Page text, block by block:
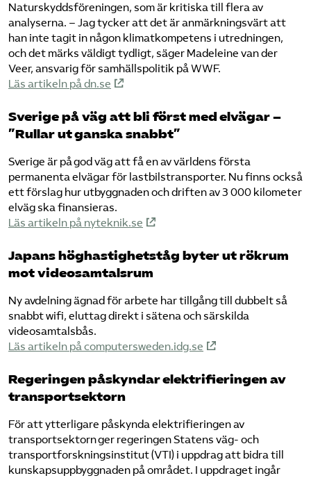
Naturskyddsföreningen, som är kritiska till flera av
analyserna. – Jag tycker att det är anmärkningsvärt att
han inte tagit in någon klimatkompetens i utredningen,
och det märks väldigt tydligt, säger Madeleine van der
Veer, ansvarig för samhällspolitik på WWF.
Läs artikeln på dn.se
Sverige på väg att bli först med elvägar –
”Rullar ut ganska snabbt”
Sverige är på god väg att få en av världens första
permanenta elvägar för lastbilstransporter. Nu finns också
ett förslag hur utbyggnaden och driften av 3 000 kilometer
elväg ska finansieras.
Läs artikeln på nyteknik.se
Japans höghastighetståg byter ut rökrum
mot videosamtalsrum
Ny avdelning ägnad för arbete har tillgång till dubbelt så
snabbt wifi, eluttag direkt i sätena och särskilda
videosamtalsbås.
Läs artikeln på computersweden.idg.se
Regeringen påskyndar elektrifieringen av
transportsektorn
För att ytterligare påskynda elektrifieringen av
transportsektorn ger regeringen Statens väg- och
transportforskningsinstitut (VTI) i uppdrag att bidra till
kunskapsuppbyggnaden på området. I uppdraget ingår